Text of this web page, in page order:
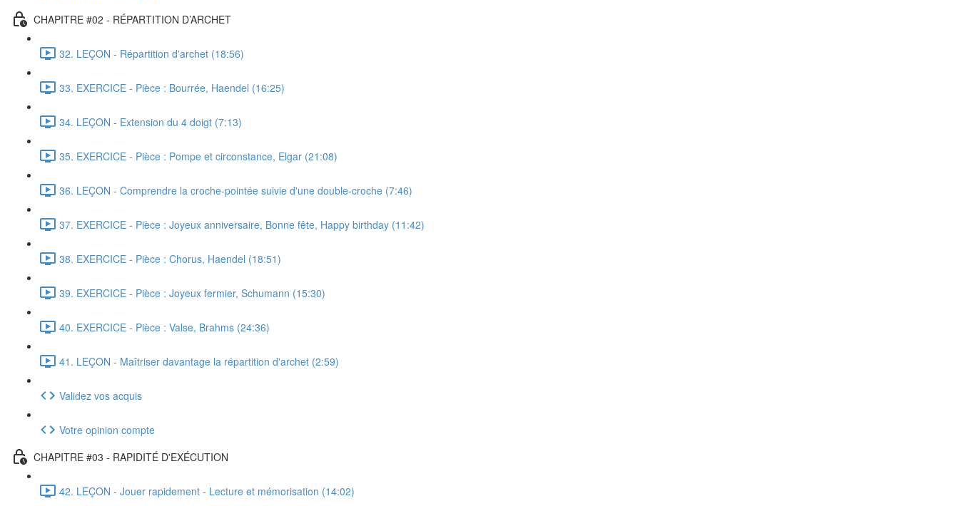
CHAPITRE #02 - RÉPARTITION D’ARCHET
32. LEÇON - Répartition d'archet (18:56)
33. EXERCICE - Pièce : Bourrée, Haendel (16:25)
34. LEÇON - Extension du 4 doigt (7:13)
35. EXERCICE - Pièce : Pompe et circonstance, Elgar (21:08)
36. LEÇON - Comprendre la croche-pointée suivie d'une double-croche (7:46)
37. EXERCICE - Pièce : Joyeux anniversaire, Bonne fête, Happy birthday (11:42)
38. EXERCICE - Pièce : Chorus, Haendel (18:51)
39. EXERCICE - Pièce : Joyeux fermier, Schumann (15:30)
40. EXERCICE - Pièce : Valse, Brahms (24:36)
41. LEÇON - Maîtriser davantage la répartition d'archet (2:59)
Validez vos acquis
Votre opinion compte
CHAPITRE #03 - RAPIDITÉ D'EXÉCUTION
42. LEÇON - Jouer rapidement - Lecture et mémorisation (14:02)